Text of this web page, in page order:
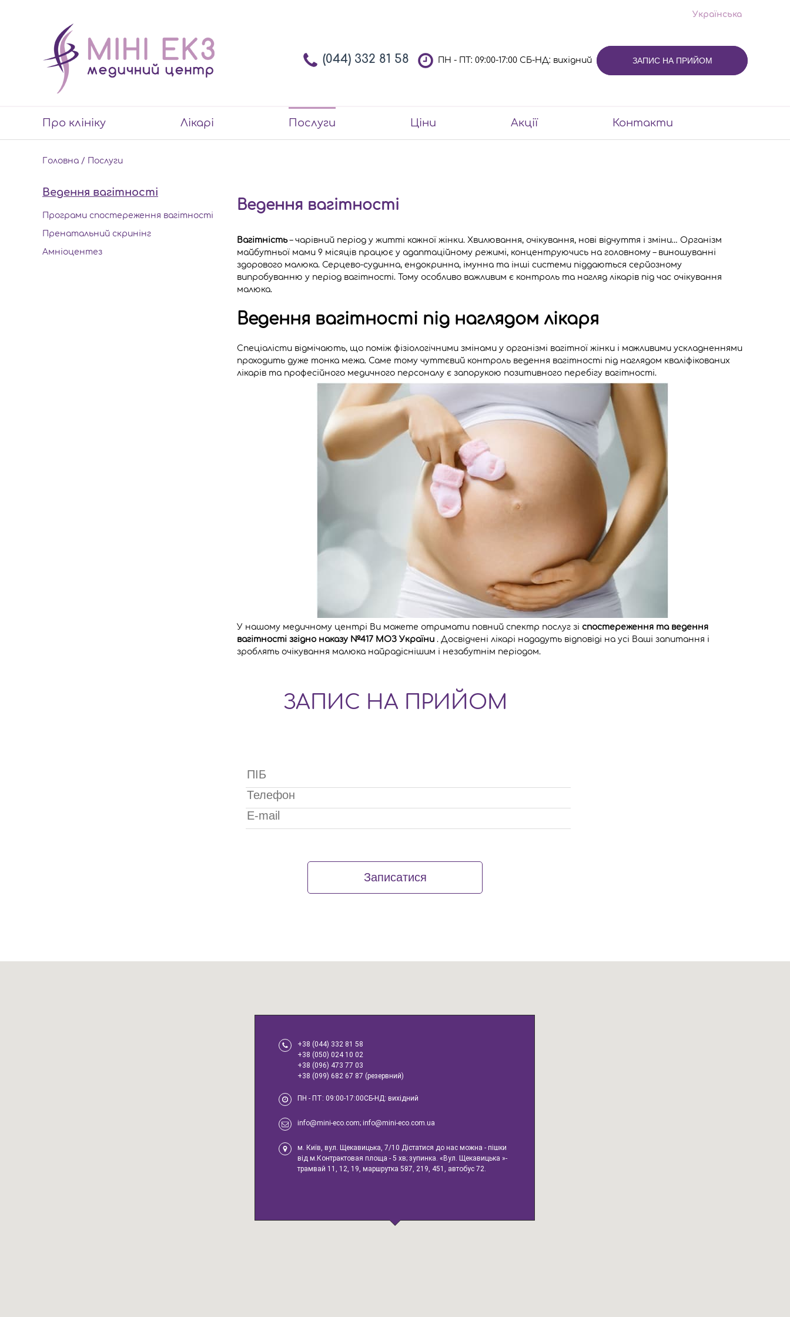
Українська
(044) 332 81 58 ПН - ПТ: 09:00-17:00 СБ-НД: вихідний ЗАПИС НА ПРИЙОМ
Про клініку Лікарі Послуги Ціни Акції Контакти
Головна / Послуги
Ведення вагітності
Програми спостереження вагітності
Пренатальний скринінг
Амніоцентез
Ведення вагітності
Вагітність– чарівний період у житті кожної жінки. Хвилювання, очікування, нові відчуття і зміни… Організм
майбутньої мами 9 місяців працює у адаптаційному режимі, концентруючись на головному – виношуванні
здорового малюка. Серцево-судинна, ендокринна, імунна та інші системи піддаються серйозному
випробуванню у період вагітності. Тому особливо важливим є контроль та нагляд лікарів під час очікування
малюка.
Ведення вагітності під наглядом лікаря
Спеціалісти відмічають, що поміж фізіологічними змінами у організмі вагітної жінки і можливими ускладненнями
проходить дуже тонка межа. Саме тому чуттєвий контроль ведення вагітності під наглядом кваліфікованих
лікарів та професійного медичного персоналу є запорукою позитивного перебігу вагітності.
У нашому медичному центрі Ви можете отримати повний спектр послуг зі спостереження та ведення
вагітності згідно наказу №417 МОЗ України . Досвідчені лікарі нададуть відповіді на усі Ваші запитання і
зроблять очікування малюка найрадіснішим і незабутнім періодом.
ЗАПИС НА ПРИЙОМ
Записатися
+38 (044) 332 81 58
+38 (050) 024 10 02
+38 (096) 473 77 03
+38 (099) 682 67 87 (резервний)
ПН - ПТ: 09:00-17:00СБ-НД: вихідний
info@mini-eco.com; info@mini-eco.com.ua
м. Київ, вул. Щекавицька, 7/10 Дістатися до нас можна - пішки
від м.Контрактовая площа - 5 хв; зупинка. «Вул. Щекавицька »-
трамвай 11, 12, 19, маршрутка 587, 219, 451, автобус 72.